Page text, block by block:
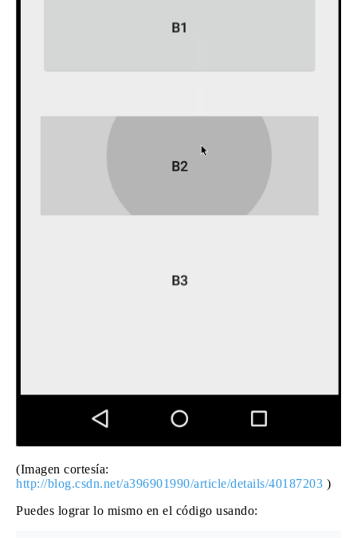
(Imagen cortesía:
http://blog.csdn.net/a396901990/article/details/40187203 )
Puedes lograr lo mismo en el código usando: